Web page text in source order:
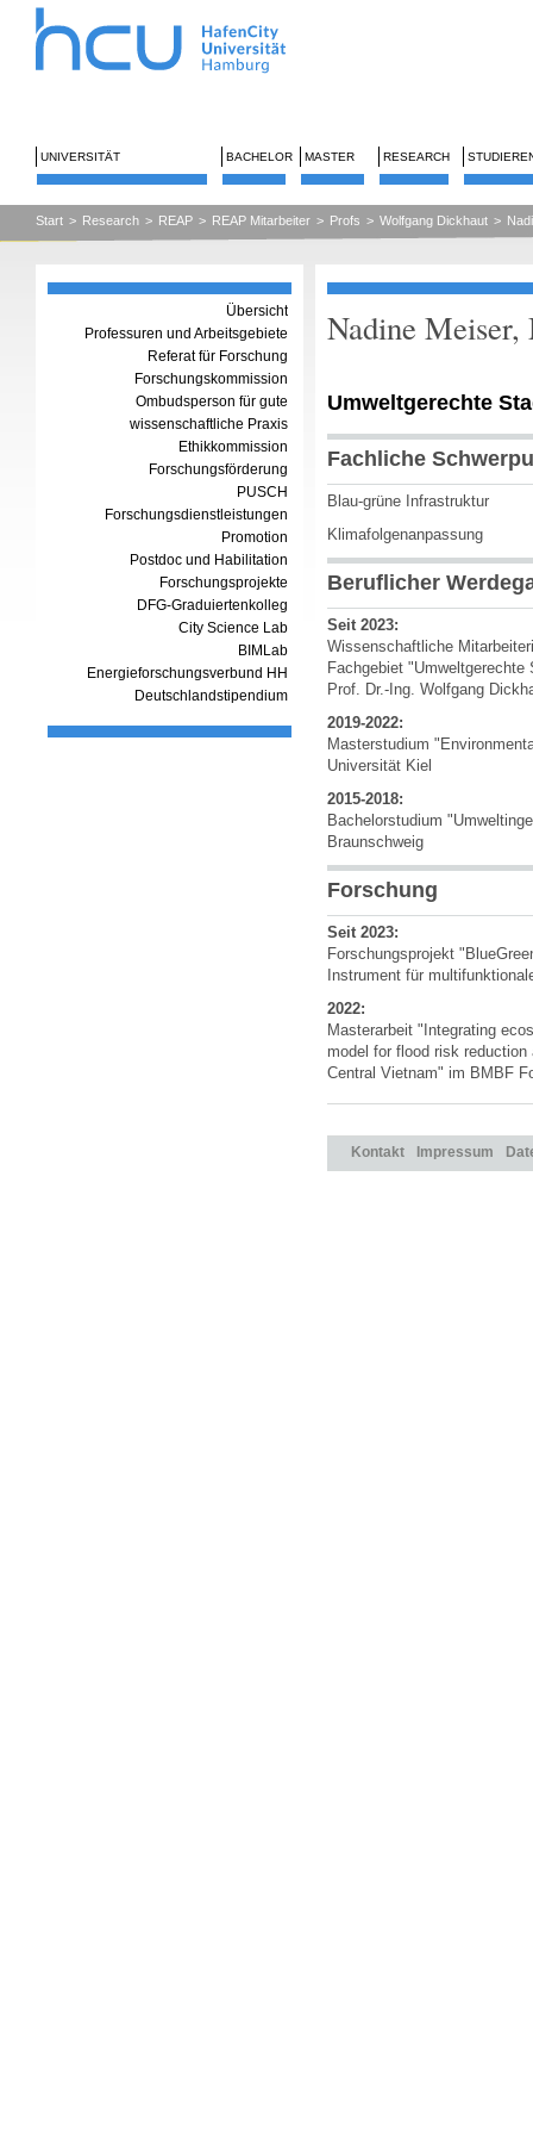
UNIVERSITÄT BACHELOR MASTER RESEARCH
Start > Research > REAP > REAP Mitarbeiter > Profs > Wolfgang Dickhaut >
Übersicht
Professuren und Arbeitsgebiete
Referat für Forschung
Forschungskommission
Ombudsperson für gute
wissenschaftliche Praxis
Ethikkommission
Forschungsförderung
PUSCH
Forschungsdienstleistungen
Promotion
Postdoc und Habilitation
Forschungsprojekte
DFG-Graduiertenkolleg
City Science Lab
BIMLab
Energieforschungsverbund HH
Deutschlandstipendium
Nadine Meiser,
Umweltgerechte
Fachliche
Blau-grüne Infrastruktur
Klimafolgenanpassung
Beruflicher
Seit 2023:
Wissenschaftliche
Fachgebiet
Prof. Dr.-Ing. Wolfgang
2019-2022:
Masterstudium
Universität Kiel
2015-2018:
Bachelorstudium
Braunschweig
Forschung
Seit 2023:
Forschungsprojekt
Instrument für
2022:
Masterarbeit "Integrating
model for flood risk
Central Vietnam" im BMBF
Kontakt Impressum